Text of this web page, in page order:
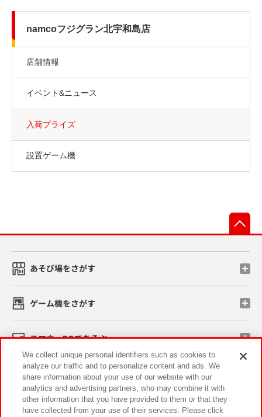
namcoフジグラン北宇和島店
店舗情報
イベント&ニュース
入荷プライズ
設置ゲーム機
あそび場をさがす
ゲーム機をさがす
スマホ・PCであそぶ
イベント・キャンペーン
We collect unique personal identifiers such as cookies to
analyze our traffic and to personalize content and ads. We
share information about your use of our website with our
analytics and advertising partners, who may combine it with
other information that you have provided to them or that they
have collected from your use of their services. Please click